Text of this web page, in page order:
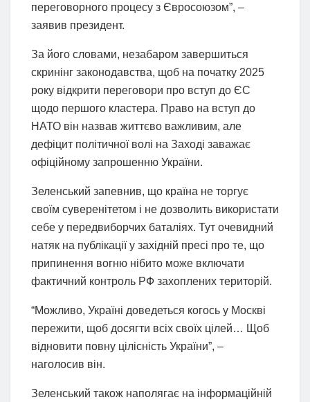
переговорного процесу з Євросоюзом”, –
заявив президент.
За його словами, незабаром завершиться
скринінг законодавства, щоб на початку 2025
року відкрити переговори про вступ до ЄС
щодо першого кластера. Право на вступ до
НАТО він назвав життєво важливим, але
дефіцит політичної волі на Заході заважає
офіційному запрошенню України.
Зеленський запевнив, що країна не торгує
своїм суверенітетом і не дозволить використати
себе у передвиборчих баталіях. Тут очевидний
натяк на публікації у західній пресі про те, що
припинення вогню нібито може включати
фактичний контроль РФ захоплених територій.
“Можливо, Україні доведеться когось у Москві
пережити, щоб досягти всіх своїх цілей… Щоб
відновити повну цілісність України”, –
наголосив він.
Зеленський також наполягає на інформаційній